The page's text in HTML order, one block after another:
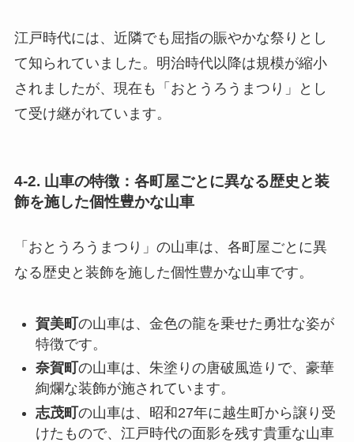
江戸時代には、近隣でも屈指の賑やかな祭りとし
て知られていました。明治時代以降は規模が縮小
されましたが、現在も「おとうろうまつり」とし
て受け継がれています。
4-2. 山車の特徴：各町屋ごとに異なる歴史と装
飾を施した個性豊かな山車
「おとうろうまつり」の山車は、各町屋ごとに異
なる歴史と装飾を施した個性豊かな山車です。
賀美町の山車は、金色の龍を乗せた勇壮な姿が
特徴です。
奈賀町 の山車は、朱塗りの唐破風造りで、豪華
絢爛な装飾が施されています。
志茂町の山車は、昭和27年に越生町から譲り受
けたもので、江戸時代の面影を残す貴重な山車